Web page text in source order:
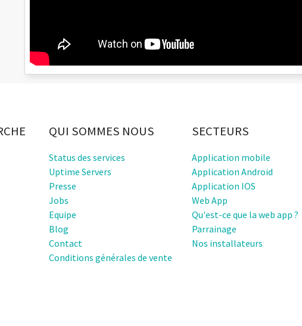
QUI SOMMES NOUS
Status des services
Uptime Servers
Presse
Jobs
Equipe
Blog
Contact
Conditions générales de vente
SECTEURS
Application mobile
Application Android
Application IOS
Web App
Qu'est-ce que la web app ?
Parrainage
Nos installateurs